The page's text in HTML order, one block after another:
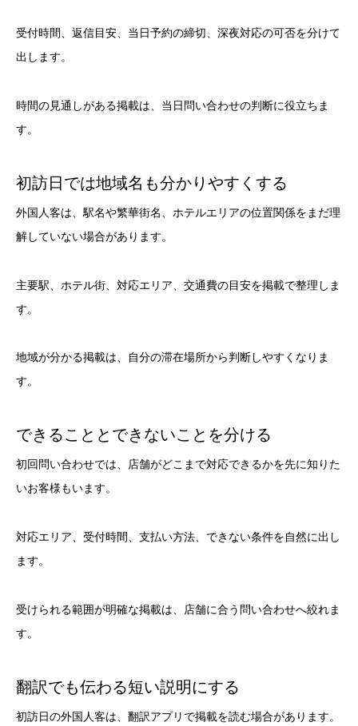
受付時間、返信目安、当日予約の締切、深夜対応の可否を分けて
出します。
時間の見通しがある掲載は、当日問い合わせの判断に役立ちま
す。
初訪日では地域名も分かりやすくする
外国人客は、駅名や繁華街名、ホテルエリアの位置関係をまだ理
解していない場合があります。
主要駅、ホテル街、対応エリア、交通費の目安を掲載で整理しま
す。
地域が分かる掲載は、自分の滞在場所から判断しやすくなりま
す。
できることとできないことを分ける
初回問い合わせでは、店舗がどこまで対応できるかを先に知りた
いお客様もいます。
対応エリア、受付時間、支払い方法、できない条件を自然に出し
ます。
受けられる範囲が明確な掲載は、店舗に合う問い合わせへ絞れま
す。
翻訳でも伝わる短い説明にする
初訪日の外国人客は、翻訳アプリで掲載を読む場合があります。